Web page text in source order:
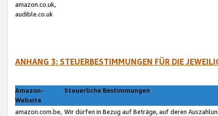
amazon.co.uk,
audible.co.uk
ANHANG 3: STEUERBESTIMMUNGEN FÜR DIE
Amazon-
Website
Steuerliche Bestimmungen
amazon.com.be, Wir dürfen in Bezug auf Beträge, auf deren